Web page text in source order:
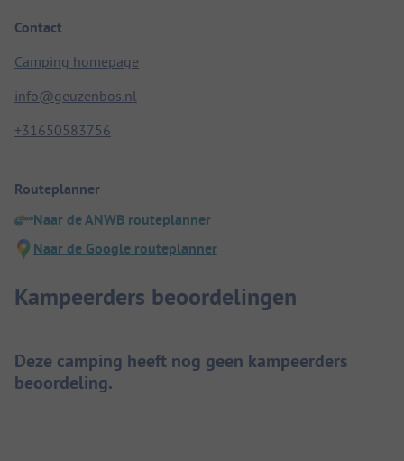
Contact
Camping homepage
info@geuzenbos.nl
+31650583756
Routeplanner
Naar de ANWB routeplanner
Naar de Google routeplanner
Kampeerders beoordelingen
Deze camping heeft nog geen kampeerders
beoordeling.